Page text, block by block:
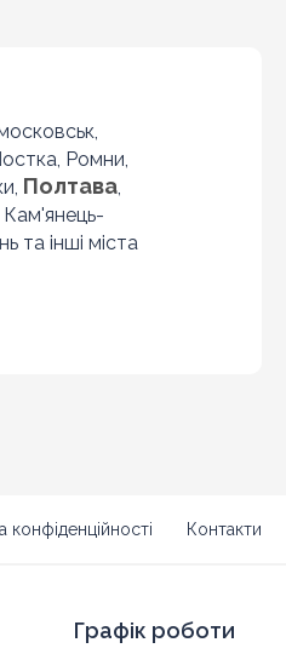
Ромни,
Полтава,
Кам'янець-
та інші міста
конфіденційності Контакти
Графік роботи